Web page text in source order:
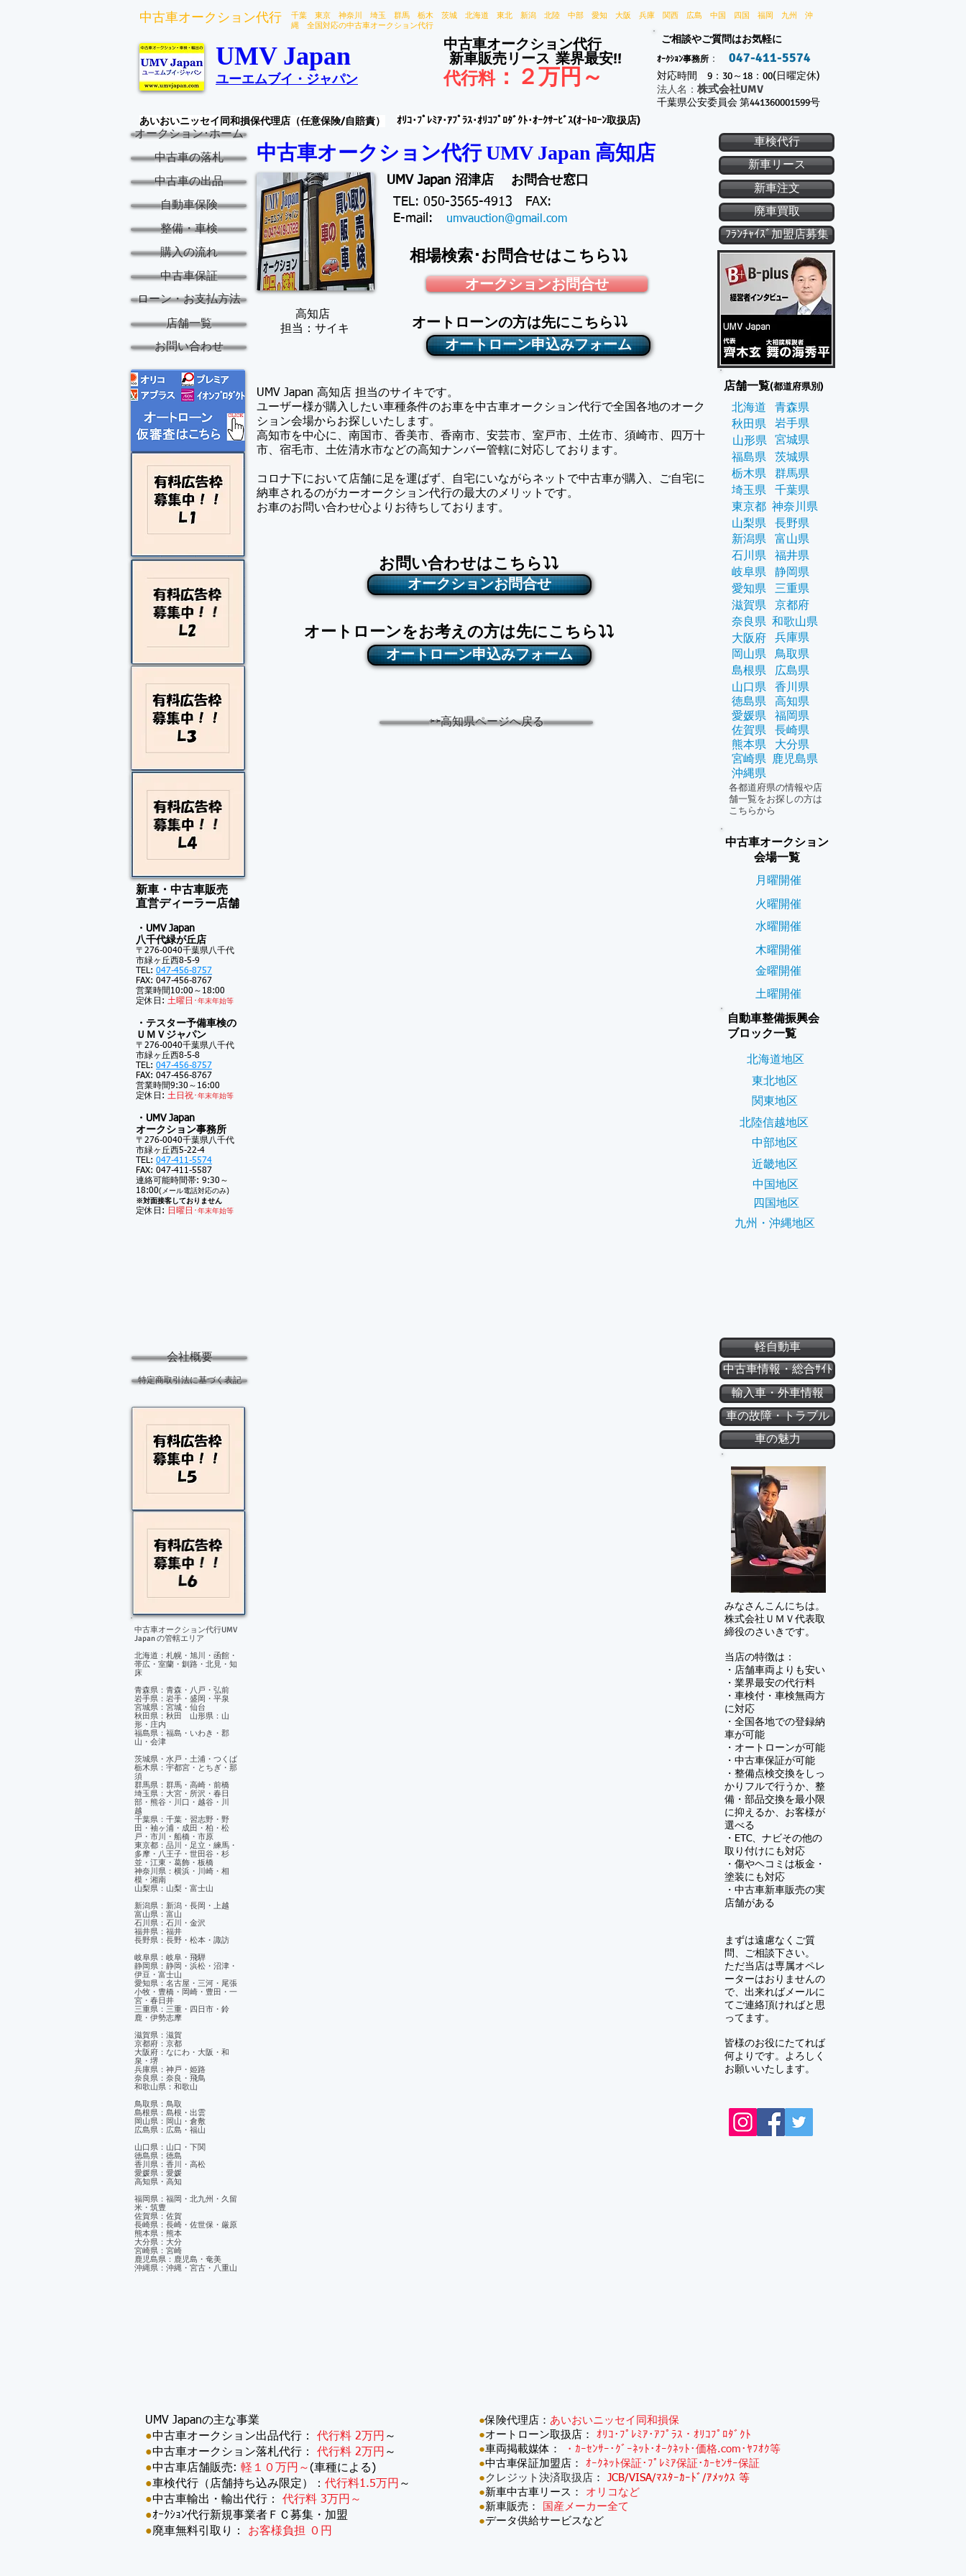
中古車オークション代行
千葉 東京 神奈川 埼玉 群馬 栃木 茨城 北海道 東北 新潟 北陸 中部 愛知 大阪 兵庫 関西 広島 中国 四国 福岡 九州 沖
縄 全国対応の中古車オークション代行
UMV Japan
ユーエムブイ・ジャパン
中古車オークション代行
新車販売リース 業界最安!!
代行料： ２万円～
ご相談やご質問はお気軽に
ｵｰｸｼｮﾝ事務所 ： 047-411-5574
対応時間 9：30～18：00(日曜定休)
​法人名： 株式会社UMV
千葉県公安委員会 第441360001599号
あいおいニッセイ同和損保代理店（任意保険/自賠責）
ｵﾘｺ･ﾌﾟﾚﾐｱ･ｱﾌﾟﾗｽ･ｵﾘｺﾌﾟﾛﾀﾞｸﾄ･ｵｰｸｻｰﾋﾞｽ(ｵｰﾄﾛｰﾝ取扱店)
中古車オークション代行 ​UMV Japan 高知店
高知店
​担当：サイキ
UMV Japan 沼津店 お問合せ窓口
TEL: 050-3565-4913 FAX:
​E-mail:
umvauction@gmail.com
相場検索･お問合せはこちら⤵⤵
オークションお問合せ
オートローンの方は先にこちら⤵⤵
オートローン申込みフォーム
UMV Japan 高知店 担当のサイキです。
​ユーザー様が購入したい車種条件のお車を中古車オークション代行で全国各地のオーク
ション会場からお探しいたします。
高知市を中心に、南国市、香美市、香南市、安芸市、室戸市、土佐市、須崎市、四万十
市、宿毛市、土佐清水市などの高知ナンバー管轄に対応しております。
コロナ下において店舗に足を運ばず、自宅にいながらネットで中古車が購入、ご自宅に
納車されるのがカーオークション代行の最大のメリットです。
​お車のお問い合わせ心よりお待ちしております。
お問い合わせはこちら⤵⤵
オークションお問合せ
オートローンをお考えの方は先にこちら⤵⤵
オートローン申込みフォーム
⇦⇦高知県ページへ戻る
軽自動車
輸入車・外車情報
車の魅力
ﾌﾗﾝﾁｬｲｽﾞ加盟店募集
会社概要
中古車情報・総合ｻｲﾄ
車の故障・トラブル
廃車買取
自動車整備振興会
ブロック一覧
北海道地区
東北地区
関東地区
北陸信越地区
中部地区
近畿地区
中国地区
四国地区
九州・沖縄地区
中古車オークション
会場一覧
月曜開催
火曜開催
水曜開催
木曜開催
金曜開催
土曜開催
新車・中古車販売
​直営ディーラー店舗
・UMV Japan
八千代緑が丘店
〒276-0040千葉県八千代
市緑ヶ丘西8-5-9
TEL: 047-456-8757
FAX: 047-456-8767
営業時間10:00～18:00
定休日: 土曜日･ 年末年始等
・テスター予備車検の
ＵＭＶジャパン
〒276-0040千葉県八千代
市緑ヶ丘西8-5-8
TEL: 047-456-8757
FAX: 047-456-8767
営業時間9:30～16:00
定休日: 土日祝･ 年末年始等
・UMV Japan
オークション事務所
〒276-0040千葉県八千代
市緑ヶ丘西5-22-4
TEL: 047-411-5574
FAX: 047-411-5587
連絡可能時間帯: 9:30～
18:00(メール電話対応のみ)
※対面接客しておりません
定休日: 日曜日･ 年末年始等
特定商取引法に基づく表記
中古車オークション代行UMV
Japan の管轄エリア
北海道：札幌・旭川・函館・
帯広・室蘭・釧路・北見・知
床
青森県：青森・八戸・弘前
岩手県：岩手・盛岡・平泉
宮城県：宮城・仙台
秋田県：秋田 山形県：山
形・庄内
福島県：福島・いわき・郡
山・会津
茨城県・水戸・土浦・つくば
栃木県：宇都宮・とちぎ・那
須
群馬県：群馬・高崎・前橋
埼玉県：大宮・所沢・春日
部・熊谷・川口・越谷・川
越
千葉県：千葉・習志野・野
田・袖ヶ浦・成田・柏・松
戸・市川・船橋・市原
東京都：品川・足立・練馬・
多摩・八王子・世田谷・杉
並・江東・葛飾・板橋
神奈川県：横浜・川崎・相
模・湘南
山梨県：山梨・富士山
新潟県：新潟・長岡・上越
富山県：富山
石川県：石川・金沢
福井県：福井
長野県：長野・松本・諏訪
岐阜県：岐阜・飛騨
静岡県：静岡・浜松・沼津・
伊豆・富士山
​愛知県：名古屋・三河・尾張
小牧・豊橋・岡崎・豊田・一
宮・春日井
三重県：三重・四日市・鈴
鹿・伊勢志摩
滋賀県：滋賀
京都府：京都
大阪府：なにわ・大阪・和
泉・堺
兵庫県：神戸・姫路
奈良県：奈良・飛鳥
和歌山県：和歌山
鳥取県：鳥取
島根県：島根・出雲
岡山県：岡山・倉敷
広島県：広島・福山
山口県：山口・下関
徳島県：徳島
香川県：香川・高松
愛媛県：愛媛
​高知県・高知
福岡県：福岡・北九州・久留
米・筑豊
佐賀県：佐賀
長崎県：長崎・佐世保・厳原
熊本県：熊本
大分県：大分
宮崎県：宮崎
鹿児島県：鹿児島・奄美
沖縄県：沖縄・宮古・八重山
新車注文
新車リース
車検代行
オークション･ホーム
中古車の落札
中古車の出品
自動車保険
整備・車検
購入の流れ
中古車保証
ローン・お支払方法
店舗一覧
お問い合わせ
みなさんこんにちは。
株式会社ＵＭＶ 代表取
締役のさいきです。
当店の特徴は：
・店舗車両よりも安い
・業界最安の代行料
・車検付・車検無両方
に対応
・全国各地での登録納
車が可能
・オートローンが可能
・中古車保証が可能
​・ 整備点検交換をしっ
かりフルで行うか、整
備・部品交換を最小限
に抑えるか、お客様が
選べる
・ETC、ナビその他の
取り付けにも対応
・傷やヘコミは板金・
塗装にも対応
​・中古車新車販売の実
店舗がある
まずは遠慮なくご質
問、ご相談下さい。
ただ当店は専属オペレ
ーターはおりませんの
で、出来ればメールに
てご連絡頂ければと思
ってます。
皆様のお役にたてれば
何よりです。よろしく
お願いいたします。
店舗一覧(都道府県別)
北海道
秋田県
山形県
福島県
栃木県
埼玉県
東京都
山梨県
新潟県
石川県
岐阜県
愛知県
滋賀県
奈良県
岡山県
大阪府
島根県
山口県
徳島県
愛媛県
佐賀県
熊本県
宮崎県
沖縄県
岩手県
青森県
宮城県
茨城県
群馬県
千葉県
神奈川県
富山県
長野県
福井県
静岡県
三重県
京都府
兵庫県
和歌山県
鳥取県
広島県
鹿児島県
大分県
長崎県
福岡県
高知県
香川県
各都道府県の情報や店
舗一覧をお探しの方は
こちらから
UMV Japanの主な事業
●中古車オークション出品代行： 代行料 2万円 ～
●中古車オークション落札代行： 代行料 2万円 ～
●中古車店舗販売: 軽１０万円～(車種による)
●車検代行（店舗持ち込み限定）： 代行料1.5万円 ～
●中古車輸出・輸出代行： 代行料 3万円～
●ｵｰｸｼｮﾝ代行新規事業者ＦＣ募集・加盟
●廃車無料引取り： お客様負担 ０円
●保険代理店： あいおいニッセイ同和損保
●オートローン取扱店： ｵﾘｺ･ﾌﾟﾚﾐｱ･ｱﾌﾟﾗｽ・ｵﾘｺﾌﾟﾛﾀﾞｸﾄ
●車両掲載媒体：
・ｶｰｾﾝｻｰ･ｸﾞｰﾈｯﾄ･ｵｰｸﾈｯﾄ･価格.com･ﾔﾌｵｸ等
●中古車保証加盟店： ｵｰｸﾈｯﾄ保証･ﾌﾟﾚﾐｱ保証･ｶｰｾﾝｻｰ保証
● クレジット決済取扱店 ： JCB/VISA/ﾏｽﾀｰｶｰﾄﾞ/ｱﾒｯｸｽ 等
●新車中古車リース：
オリコなど
●新車販売：
国産メーカー全て
●データ供給サービスなど